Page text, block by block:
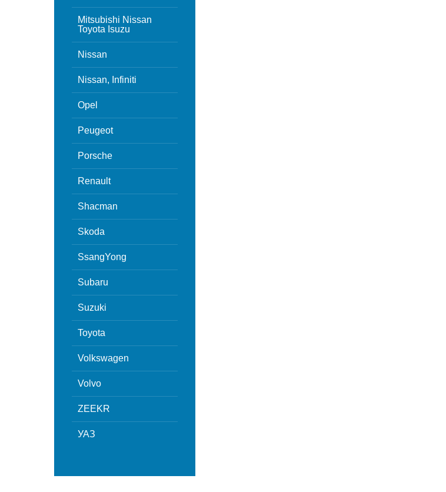
Mitsubishi Nissan
Toyota Isuzu
Nissan
Nissan, Infiniti
Opel
Peugeot
Porsche
Renault
Shacman
Skoda
SsangYong
Subaru
Suzuki
Toyota
Volkswagen
Volvo
ZEEKR
УАЗ